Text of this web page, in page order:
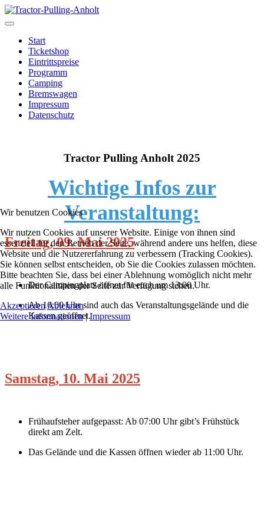
Start
Ticketshop
Eintrittspreise
Programm
Camping
Bremswagen
Impressum
Datenschutz
Tractor Pulling Anholt 2025
Wichtige Infos zur
Veranstaltung:
Freitag, 09. Mai 2025
Der Campingplatz öffnet für euch um13:00 Uhr.
Ab16:00 Uhrsind auch das Veranstaltungsgelände und die
Kassen geöffnet.
Samstag, 10. Mai 2025
Frühaufsteher aufgepasst: Ab 07:00 Uhrgibt’s Frühstück
direkt am Zelt.
Das Gelände und die Kassen öffnen wieder ab 11:00 Uhr.
Wir benutzen Cookies
Wir nutzen Cookies auf unserer Website. Einige von ihnen sind
essenziell für den Betrieb der Seite, während andere uns helfen, diese
Website und die Nutzererfahrung zu verbessern (Tracking Cookies).
Sie können selbst entscheiden, ob Sie die Cookies zulassen möchten.
Bitte beachten Sie, dass bei einer Ablehnung womöglich nicht mehr
alle Funktionalitäten der Seite zur Verfügung stehen.
AkzeptierenAblehnen
Weitere Informationen|Impressum